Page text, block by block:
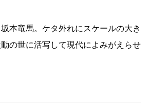
本竜馬。ケタ外れにスケールの大き
の世に活写して現代によみがえらせ